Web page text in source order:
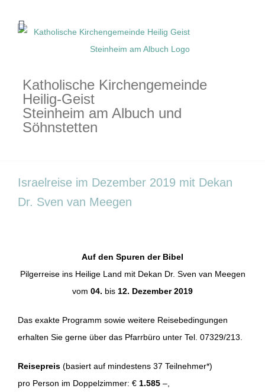
Inhalt
Katholische Kirchengemeinde
Heilig-Geist
Steinheim am Albuch und
Söhnstetten
Israelreise im Dezember 2019 mit Dekan
Dr. Sven van Meegen
Auf den Spuren der Bibel
Pilgerreise ins Heilige Land mit Dekan Dr. Sven van Meegen
vom 04. bis 12. Dezember 2019
Das exakte Programm sowie weitere Reisebedingungen
erhalten Sie gerne über das Pfarrbüro unter Tel. 07329/213.
Reisepreis (basiert auf mindestens 37 Teilnehmer*)
pro Person im Doppelzimmer: € 1.585 –,